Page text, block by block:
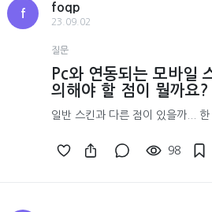
f
foqp
23.09.02
질문
Pc와 연동되는 모바일
의해야 할 점이 뭘까요?
일반 스킨과 다른 점이 있을까...
98